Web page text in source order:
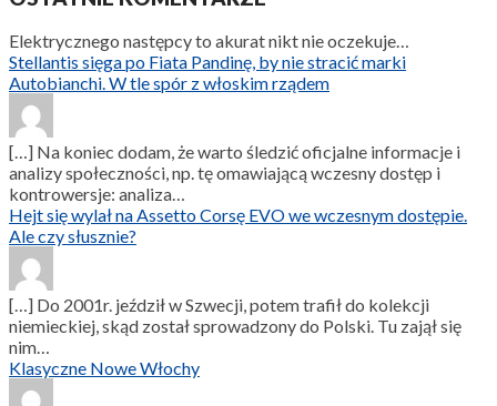
Elektrycznego następcy to akurat nikt nie oczekuje…
Stellantis sięga po Fiata Pandinę, by nie stracić marki
Autobianchi. W tle spór z włoskim rządem
[…] Na koniec dodam, że warto śledzić oficjalne informacje i
analizy społeczności, np. tę omawiającą wczesny dostęp i
kontrowersje: analiza…
Hejt się wylał na Assetto Corsę EVO we wczesnym dostępie.
Ale czy słusznie?
[…] Do 2001r. jeździł w Szwecji, potem trafił do kolekcji
niemieckiej, skąd został sprowadzony do Polski. Tu zajął się
nim…
Klasyczne Nowe Włochy